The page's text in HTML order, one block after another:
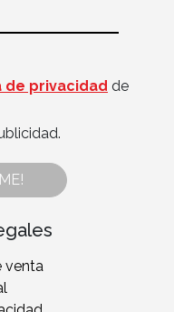
de privacidad de
venta